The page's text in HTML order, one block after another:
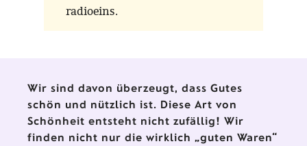
radioeins.
Wir sind davon überzeugt, dass Gutes
schön und nützlich ist. Diese Art von
Schönheit entsteht nicht zufällig! Wir
finden nicht nur die wirklich „guten Waren“